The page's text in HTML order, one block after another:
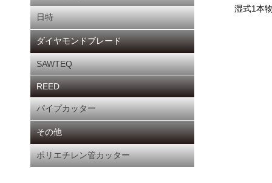
日特
ダイヤモンドブレード
SAWTEQ
REED
パイプカッター
その他
ポリエチレン管カッター
湿式1本